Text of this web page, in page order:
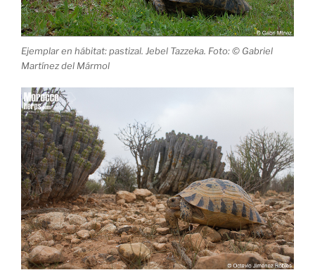
Ejemplar en hábitat: pastizal. Jebel Tazzeka. Foto: © Gabriel
Martínez del Mármol